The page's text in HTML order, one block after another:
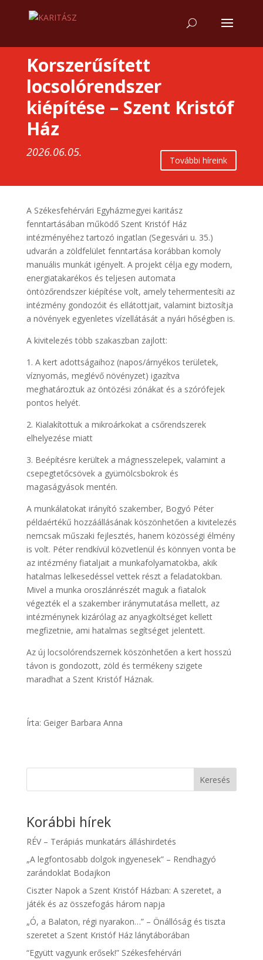
Korszerűsített
locsolórendszer
kiépítése – Szent Kristóf
Ház
2026.06.05.
További híreink
A Székesfehérvári Egyházmegyei karitász
fenntartásában működő Szent Kristóf Ház
intézményéhez tartozó ingatlan (Segesvári u. 35.)
udvarán a zöldfelület fenntartása korábban komoly
manuális munkát igényelt. A projekt célja egy modern,
energiatakarékos és teljesen automata
öntözőrendszer kiépítése volt, amely tehermentesíti az
intézmény gondozóit és ellátottjait, valamint biztosítja
a növények egyenletes vízellátását a nyári hőségben is.
A kivitelezés több szakaszban zajlott:
1. A kert adottságaihoz (napos/árnyékos területek,
víznyomás, meglévő növényzet) igazítva
meghatároztuk az öntözési zónákat és a szórófejek
pontos helyét.
2. Kialakítottuk a mikroárkokat a csőrendszerek
elhelyezése miatt
3. Beépítésre kerültek a mágnesszelepek, valamint a
csepegtetőcsövek a gyümölcsbokrok és
magaságyások mentén.
A munkálatokat irányító szakember, Bogyó Péter
példaértékű hozzáállásának köszönhetően a kivitelezés
nemcsak műszaki fejlesztés, hanem közösségi élmény
is volt. Péter rendkívül közvetlenül és könnyen vonta be
az intézmény fiataljait a munkafolyamatokba, akik
hatalmas lelkesedéssel vettek részt a feladatokban.
Mivel a munka oroszlánrészét maguk a fiatalok
végezték el a szakember iránymutatása mellett, az
intézménynek kizárólag az anyagköltséget kellett
megfizetnie, ami hatalmas segítséget jelentett.
Az új locsolórendszernek köszönhetően a kert hosszú
távon is gondozott, zöld és termékeny szigete
maradhat a Szent Kristóf Háznak.
Írta: Geiger Barbara Anna
Keresés
Korábbi hírek
RÉV – Terápiás munkatárs álláshirdetés
„A legfontosabb dolgok ingyenesek” – Rendhagyó
zarándoklat Bodajkon
Ciszter Napok a Szent Kristóf Házban: A szeretet, a
játék és az összefogás három napja
„Ó, a Balaton, régi nyarakon…” – Önállóság és tiszta
szeretet a Szent Kristóf Ház lánytáborában
“Együtt vagyunk erősek!” Székesfehérvári